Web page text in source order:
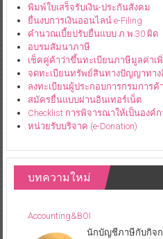
พิมพ์ใบเสร็จรับเงิน-ประกันสังคม
ยื่นงบการเงินออนไลน์ e-Filing
คำนวณเบี้ยปรับยื่นแบบ ภ.พ.30 ผิด
อบรมสัมนาภาษี
เช็คคู่ค้าว่าขึ้นทะเบียนภาษีมูลค่าเ
จดทะเบียนทรัพย์สินทางปัญญาทาง
ลงทะเบียนผู้ประกอบการกรมการค้
สมัครยื่นแบบผ่านอินเทอร์เน็ต
Checklist การพิจารณาให้เป็นอง
หน่วยรับบริจาค (e-Donation)
บทความใหม่
Accounting&BOI
นักบัญชีภาษีกับกิจก